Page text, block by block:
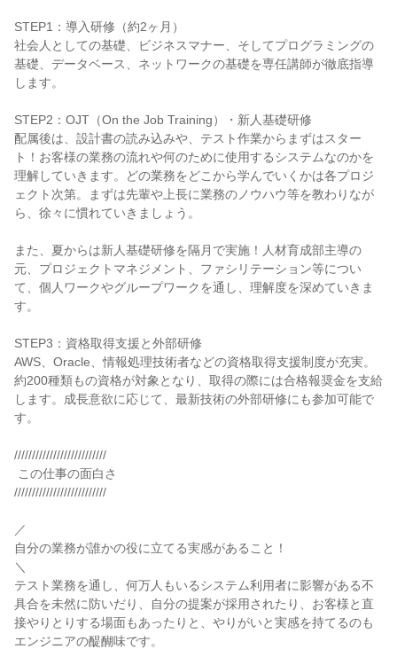
STEP1：導入研修（約2ヶ月）
社会人としての基礎、ビジネスマナー、そしてプログラミングの
基礎、データベース、ネットワークの基礎を専任講師が徹底指導
します。
STEP2：OJT（On the Job Training）・新人基礎研修
配属後は、設計書の読み込みや、テスト作業からまずはスター
ト！お客様の業務の流れや何のために使用するシステムなのかを
理解していきます。どの業務をどこから学んでいくかは各プロジ
ェクト次第。まずは先輩や上長に業務のノウハウ等を教わりなが
ら、徐々に慣れていきましょう。
また、夏からは新人基礎研修を隔月で実施！人材育成部主導の
元、プロジェクトマネジメント、ファシリテーション等につい
て、個人ワークやグループワークを通し、理解度を深めていきま
す。
STEP3：資格取得支援と外部研修
AWS、Oracle、情報処理技術者などの資格取得支援制度が充実。
約200種類もの資格が対象となり、取得の際には合格報奨金を支給
します。成長意欲に応じて、最新技術の外部研修にも参加可能で
す。
//////////////////////////
//////////////////////////
／
自分の業務が誰かの役に立てる実感があること！
＼
テスト業務を通し、何万人もいるシステム利用者に影響がある不
具合を未然に防いだり、自分の提案が採用されたり、お客様と直
接やりとりする場面もあったりと、やりがいと実感を持てるのも
エンジニアの醍醐味です。